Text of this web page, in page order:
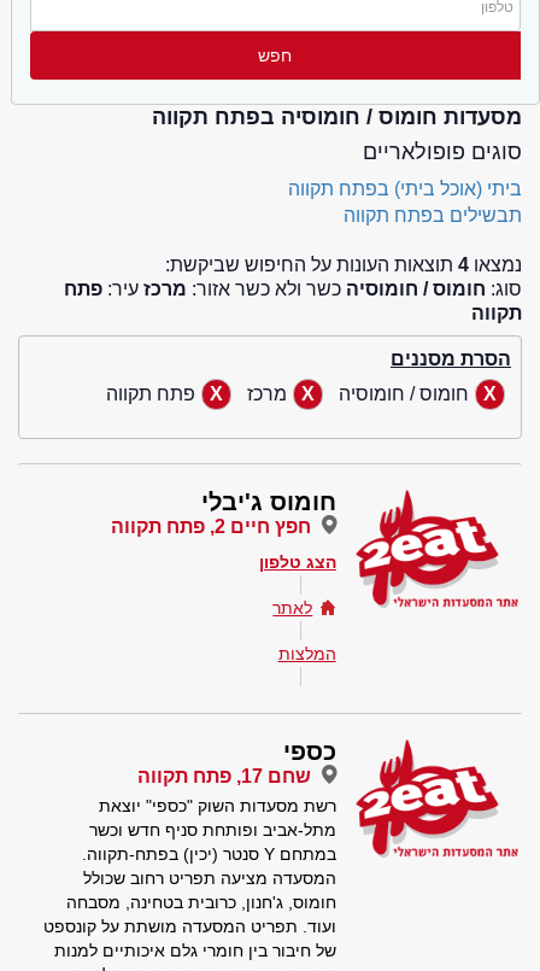
מסעדות חומוס / חומוסיה בפתח תקווה
סוגים פופולאריים
ביתי (אוכל ביתי) בפתח תקווה
תבשילים בפתח תקווה
נמצאו 4 תוצאות העונות על החיפוש שביקשת:
סוג: חומוס / חומוסיה כשר ולא כשר אזור: מרכז עיר: פתח
תקווה
הסרת מסננים
חומוס / חומוסיה
מרכז פתח תקווה
חומוס ג'יבלי
חפץ חיים 2, פתח תקווה
הצג טלפון
לאתר
המלצות
כספי
שחם 17, פתח תקווה
רשת מסעדות השוק "כספי" יוצאת
מתל-אביב ופותחת סניף חדש וכשר
במתחם Y סנטר (יכין) בפתח-תקווה.
המסעדה מציעה תפריט רחוב שכולל
חומוס, ג'חנון, כרובית בטחינה, מסבחה
ועוד. תפריט המסעדה מושתת על קונספט
של חיבור בין חומרי גלם איכותיים למנות